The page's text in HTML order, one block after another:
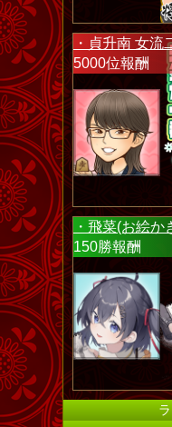
・貞升南 女流
5000位報酬
・飛菜(お絵か
150勝報酬